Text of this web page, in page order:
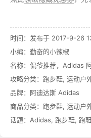
时间：发布于 2017-9-26
小编：勤奋的小辣椒
名称： 侃爷推荐，Adidas
攻略分类： 跑步鞋, 运动户
品牌： 阿迪达斯 Adidas
商品分类： 跑步鞋, 运动户
话题： Adidas, 跑步鞋, 跑